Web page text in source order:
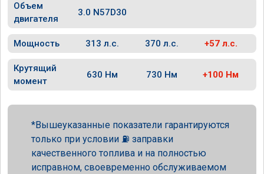
Объем
двигателя
3.0 N57D30
Мощность 313 л.с. 370 л.с. +57 л.с.
Крутящий
момент
630 Нм 730 Нм +100 Нм
Вышеуказанные показатели гарантируются
только при условии ⛽ заправки
качественного топлива и на полностью
исправном, своевременно обслуживаемом